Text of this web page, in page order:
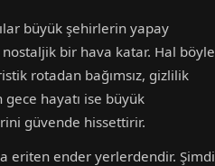
büyük şehirlerin yapay
bir hava katar. Hal böyle
rotadan bağımsız, gizlilik
gece hayatı ise büyük
güvende hissettirir.
eriten ender yerlerdendir. Şimdi